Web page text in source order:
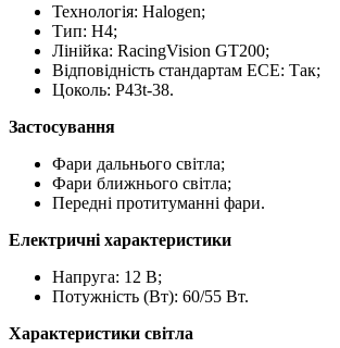
Технологія: Halogen;
Тип: H4;
Лінійка: RacingVision GT200;
Відповідність стандартам ЕСЕ: Так;
Цоколь: P43t-38.
Застосування
Фари дальнього світла;
Фари ближнього світла;
Передні протитуманні фари.
Електричні характеристики
Напруга: 12 В;
Потужність (Вт): 60/55 Вт.
Характеристики світла